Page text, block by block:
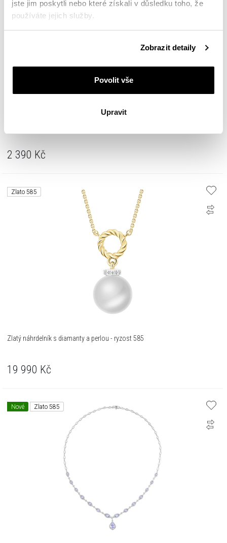
jste jim poskytli nebo které získali v důsledku toho, že
používáte jejich služby.
Zásadách ochrany osobních údajů
Zobrazit detaily
Povolit vše
Upravit
2 390 Kč
Zlato 585
Zlatý náhrdelník s diamanty a perlou - ryzost 585
19 990 Kč
Nové Zlato 585